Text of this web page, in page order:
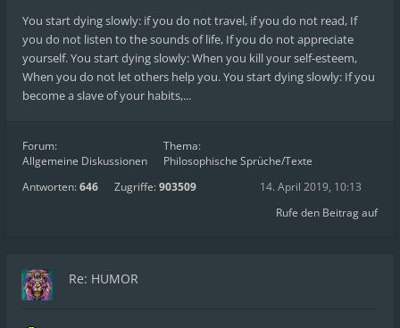
You start dying slowly: if you do not travel, if you do not read, If
you do not listen to the sounds of life, If you do not appreciate
yourself. You start dying slowly: When you kill your self-esteem,
When you do not let others help you. You start dying slowly: If you
become a slave of your habits,...
Forum:
Allgemeine Diskussionen
Thema:
Philosophische Sprüche/Texte
Antworten:646 Zugriffe:903509
14. April 2019, 10:13
Rufe den Beitrag auf
Re: HUMOR